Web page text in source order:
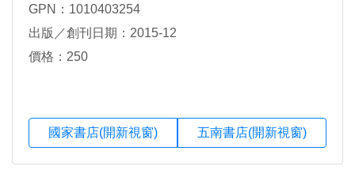
GPN：1010403254
出版／創刊日期：2015-12
價格：250
國家書店(開新視窗) 五南書店(開新視窗)